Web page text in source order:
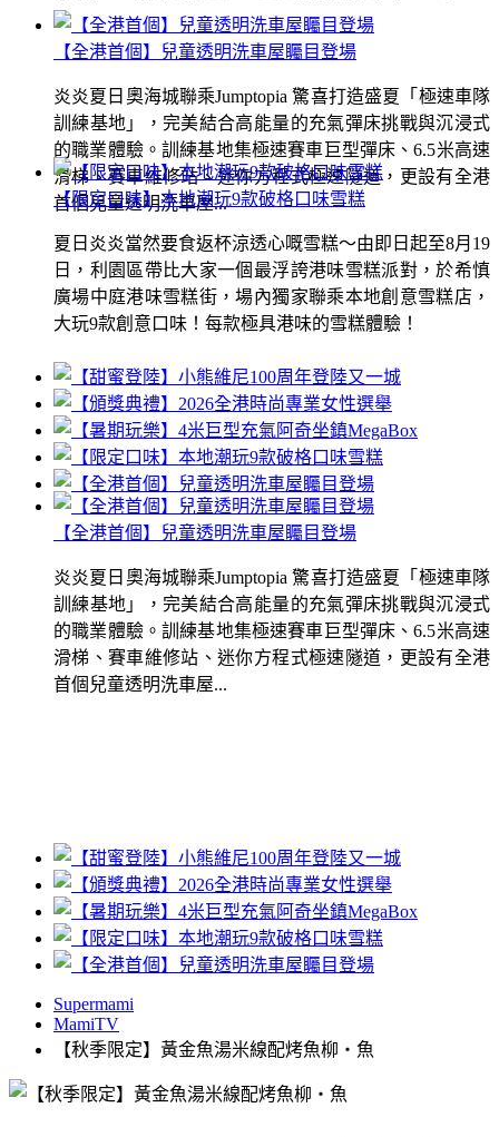
【全港首個】兒童透明洗車屋矚目登場
炎炎夏日奧海城聯乘Jumptopia 驚喜打造盛夏「極速車隊
訓練基地」，完美結合高能量的充氣彈床挑戰與沉浸式
的職業體驗。訓練基地集極速賽車巨型彈床、6.5米高速
滑梯、賽車維修站、迷你方程式極速隧道，更設有全港
首個兒童透明洗車屋...
【限定口味】本地潮玩9款破格口味雪糕
夏日炎炎當然要食返杯涼透心嘅雪糕～由即日起至8月19
日，利園區帶比大家一個最浮誇港味雪糕派對，於希慎
廣場中庭港味雪糕街，場內獨家聯乘本地創意雪糕店，
大玩9款創意口味！每款極具港味的雪糕體驗！
【全港首個】兒童透明洗車屋矚目登場
炎炎夏日奧海城聯乘Jumptopia 驚喜打造盛夏「極速車隊
訓練基地」，完美結合高能量的充氣彈床挑戰與沉浸式
的職業體驗。訓練基地集極速賽車巨型彈床、6.5米高速
滑梯、賽車維修站、迷你方程式極速隧道，更設有全港
首個兒童透明洗車屋...
Supermami
MamiTV
【秋季限定】黃金魚湯米線配烤魚柳‧魚